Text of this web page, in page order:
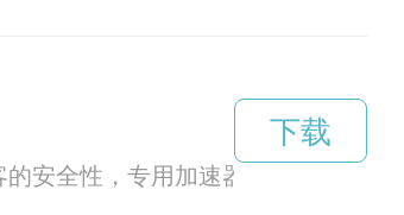
安全性，专用加速器应运而生，为
下载